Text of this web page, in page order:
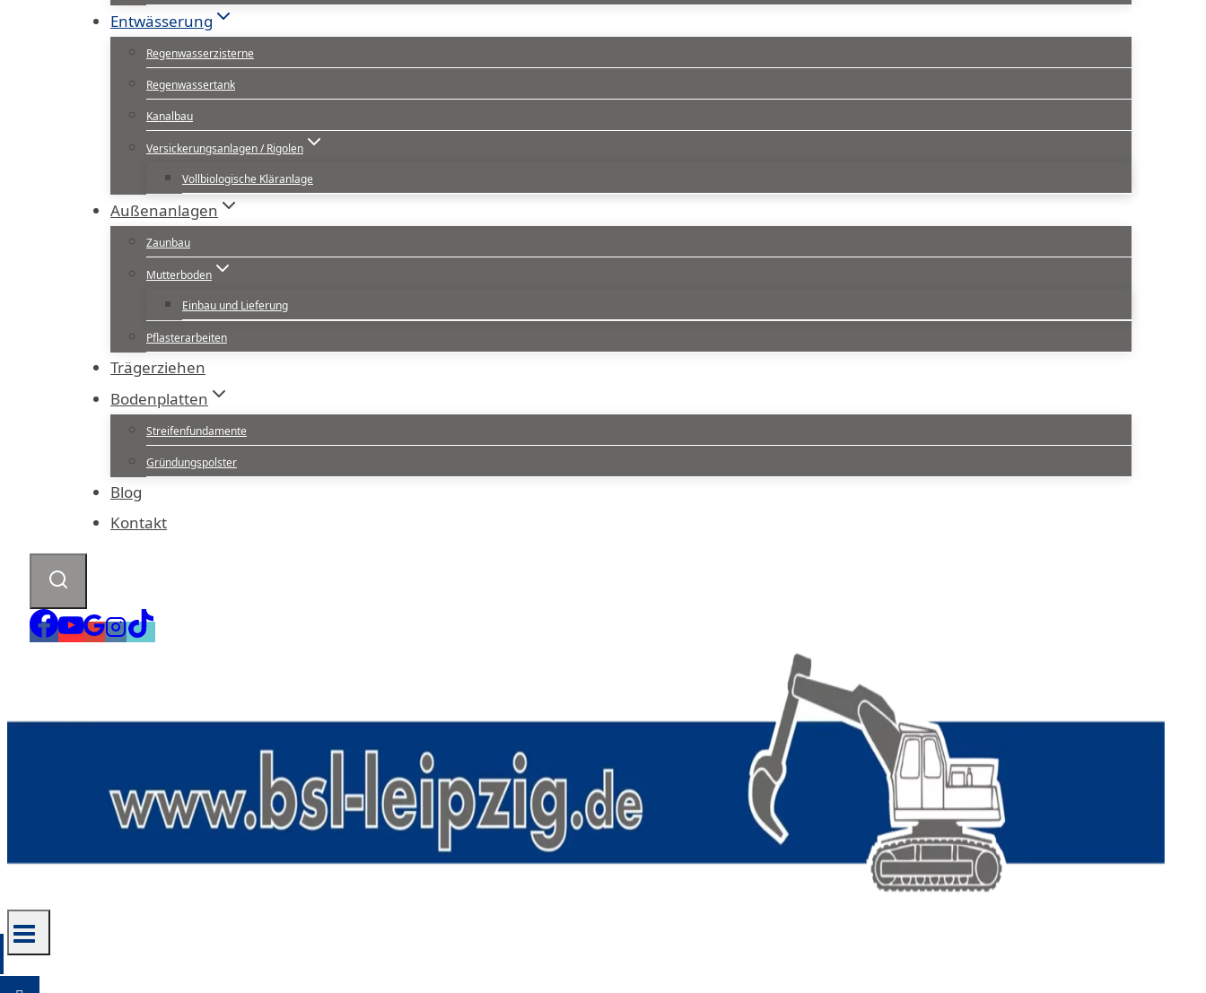
Entwässerung
Regenwasserzisterne
Regenwassertank
Kanalbau
Versickerungsanlagen / Rigolen
Vollbiologische Kläranlage
Außenanlagen
Zaunbau
Mutterboden
Einbau und Lieferung
Pflasterarbeiten
Trägerziehen
Bodenplatten
Streifenfundamente
Gründungspolster
Blog
Kontakt